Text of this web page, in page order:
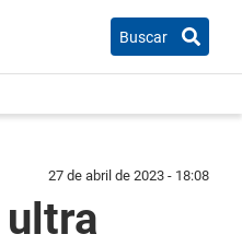
Buscar
27 de abril de 2023 - 18:08